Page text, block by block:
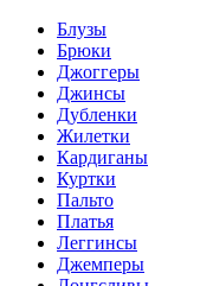
Блузы
Брюки
Джоггеры
Джинсы
Дубленки
Жилетки
Кардиганы
Куртки
Пальто
Платья
Леггинсы
Джемперы